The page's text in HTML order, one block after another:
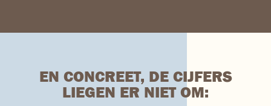
EN CONCREET, DE CIJFERS
LIEGEN ER NIET OM: